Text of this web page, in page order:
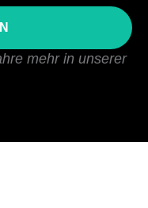
mehr in unserer